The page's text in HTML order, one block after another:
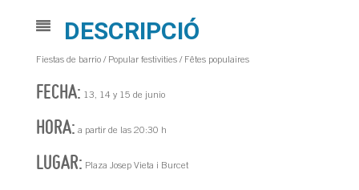
DESCRIPCIÓ
Fiestas de barrio / Popular festivities / Fêtes populaires
FECHA: 13, 14 y 15 de junio
HORA: a partir de las 20:30 h
LUGAR: Plaza Josep Vieta i Burcet